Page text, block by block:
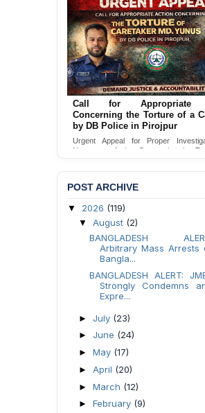
Ensure Immediate Protection
Detained Lesbian Young
Jamalpur
Urgent appeal for legal protection and
safeguards for two detained
women in Jamalpur.
POST ARCHIVE
▼ 2026 (119)
▼ August (2)
BANGLADESH
Arbitrary Mass Arrests
Bangla...
BANGLADESH ALERT:
Strongly Condemns
Expre...
► July (23)
► June (24)
► May (17)
► April (20)
► March (12)
► February (9)